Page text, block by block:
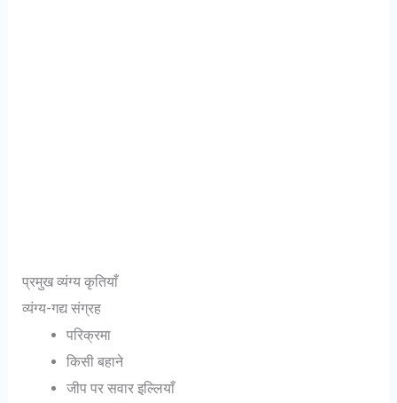
प्रमुख व्यंग्य कृतियाँ
व्यंग्य-गद्य संग्रह
परिक्रमा
किसी बहाने
जीप पर सवार इल्लियाँ